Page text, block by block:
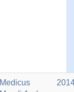
Medicus